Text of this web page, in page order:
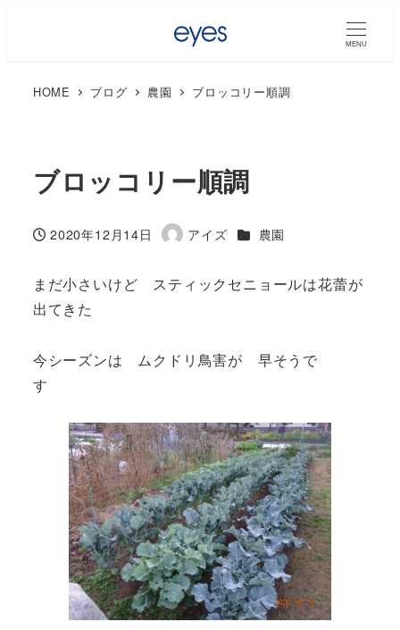
MENU
HOME ブログ 農園 ブロッコリー順調
ブロッコリー順調
投稿日
2020年12月14日
著
アイズ カテゴリー
農園
まだ小さいけど スティックセニョールは花蕾が
出てきた
今シーズンは ムクドリ鳥害が 早そうで
す